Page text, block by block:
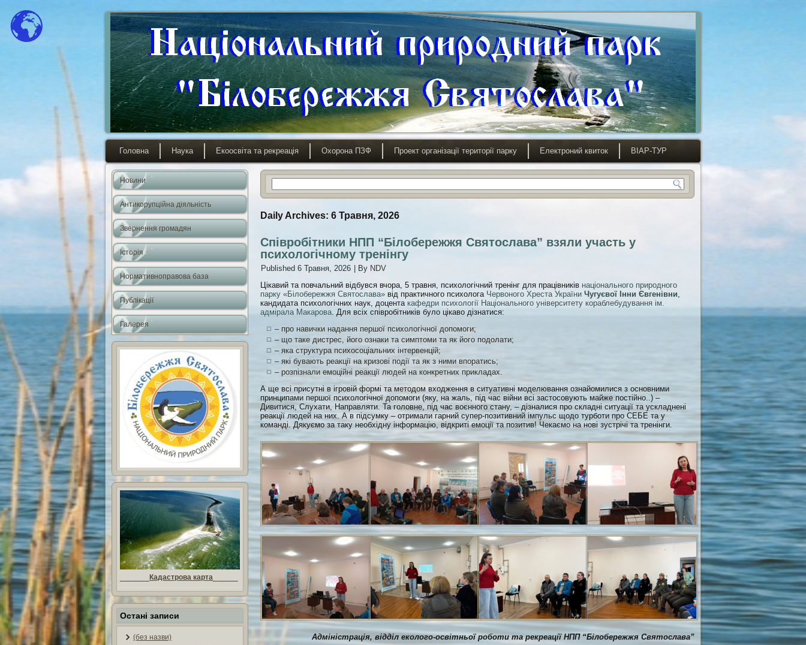
Головна Наука Екоосвіта та рекреація Охорона ПЗФ Проект організації території парку Електроний квиток ВІАР-ТУР
Новини
Антикорупційна діяльність
Звернення громадян
Історія
Нормативноправова база
Публікації
Галерея
Кадастрова карта
Остані записи
(без назви)
Daily Archives: 6 Травня, 2026
Співробітники НПП “Білобережжя Святослава” взяли участь у
психологічному тренінгу
Published 6 Травня, 2026 By NDV
Цікавий та повчальний відбувся вчора, 5 травня, психологічний тренінг для працівників національного природного
парку «Білобережжя Святослава» від практичного психолога Червоного Хреста України Чугуєвої Інни Євгенівни,
кандидата психологічних наук, доцента кафедри психології Національного університету кораблебудування ім.
адмірала Макарова. Для всіх співробітників було цікаво дізнатися:
– про навички надання першої психологічної допомоги;
– що таке дистрес, його ознаки та симптоми та як його подолати;
– яка структура психосоціальних інтервенцій;
– які бувають реакції на кризові події та як з ними впоратись;
– розпізнали емоційні реакції людей на конкретних прикладах.
А ще всі присутні в ігровій формі та методом входження в ситуативні моделювання ознайомилися з основними
принципами першої психологічної допомоги (яку, на жаль, під час війни всі застосовують майже постійно..) –
Дивитися, Слухати, Направляти. Та головне, під час воєнного стану, – дізналися про складні ситуації та ускладнені
реакції людей на них. А в підсумку – отримали гарний супер-позитивний імпульс щодо турботи про СЕБЕ та у
команді. Дякуємо за таку необхідну інформацію, відкриті емоції та позитив! Чекаємо на нові зустрічі та тренінги.
Адміністрація, відділ еколого-освітньої роботи та рекреації НПП “Білобережжя Святослава”